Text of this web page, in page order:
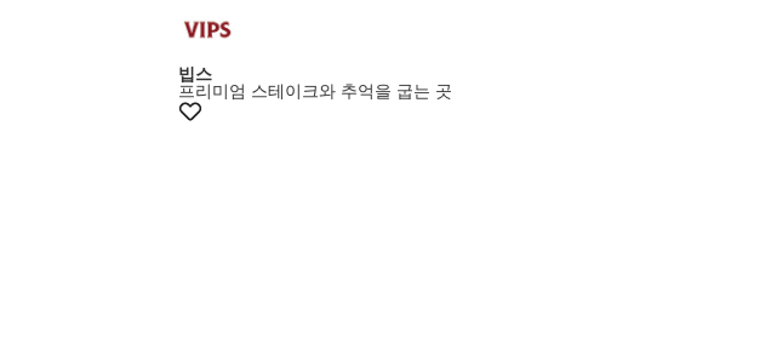
빕스
프리미엄 스테이크와 추억을 굽는 곳